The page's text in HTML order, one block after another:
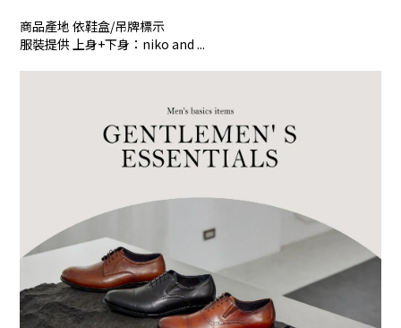
商品產地 依鞋盒/吊牌標示
服裝提供 上身+下身：niko and ...